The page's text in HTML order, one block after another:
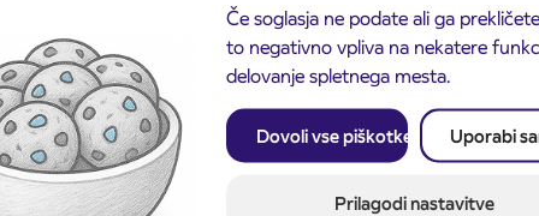
Če soglasja ne podate ali ga
to negativno vpliva na nekatere
delovanje spletnega mesta.
Dovoli vse piškotke Uporabi
Prilagodi nastavitve
2026 dijaških
IJPP
3. 8. 2026
Obvestilo o popolni
Kranj